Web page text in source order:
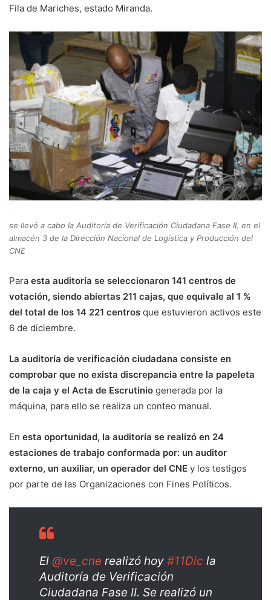
Fila de Mariches, estado Miranda.
se llevó a cabo la Auditoría de Verificación Ciudadana Fase II, en el
almacén 3 de la Dirección Nacional de Logística y Producción del
CNE
Para esta auditoría se seleccionaron 141 centros de
votación, siendo abiertas 211 cajas, que equivale al 1 %
del total de los 14 221 centros que estuvieron activos este
6 de diciembre.
La auditoría de verificación ciudadana consiste en
comprobar que no exista discrepancia entre la papeleta
de la caja y el Acta de Escrutinio generada por la
máquina, para ello se realiza un conteo manual.
En esta oportunidad, la auditoría se realizó en 24
estaciones de trabajo conformada por: un auditor
externo, un auxiliar, un operador del CNE y los testigos
por parte de las Organizaciones con Fines Políticos.
El @ve_cne realizó hoy #11Dic la
Auditoría de Verificación
Ciudadana Fase II. Se realizó un